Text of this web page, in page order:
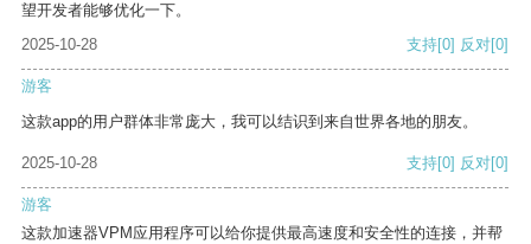
望开发者能够优化一下。
2025-10-28
支持[0] 反对[0]
游客
这款app的用户群体非常庞大，我可以结识到来自世界各地的朋友。
2025-10-28 支持[0] 反对[0]
游客
这款加速器VPM应用程序可以给你提供最高速度和安全性的连接，并帮